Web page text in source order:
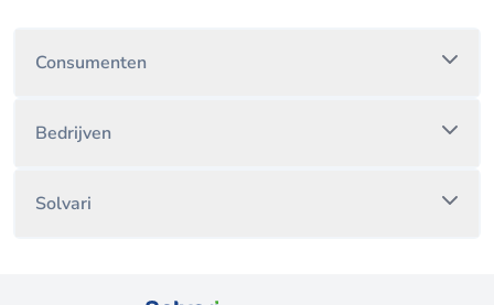
Consumenten
Bedrijven
Solvari